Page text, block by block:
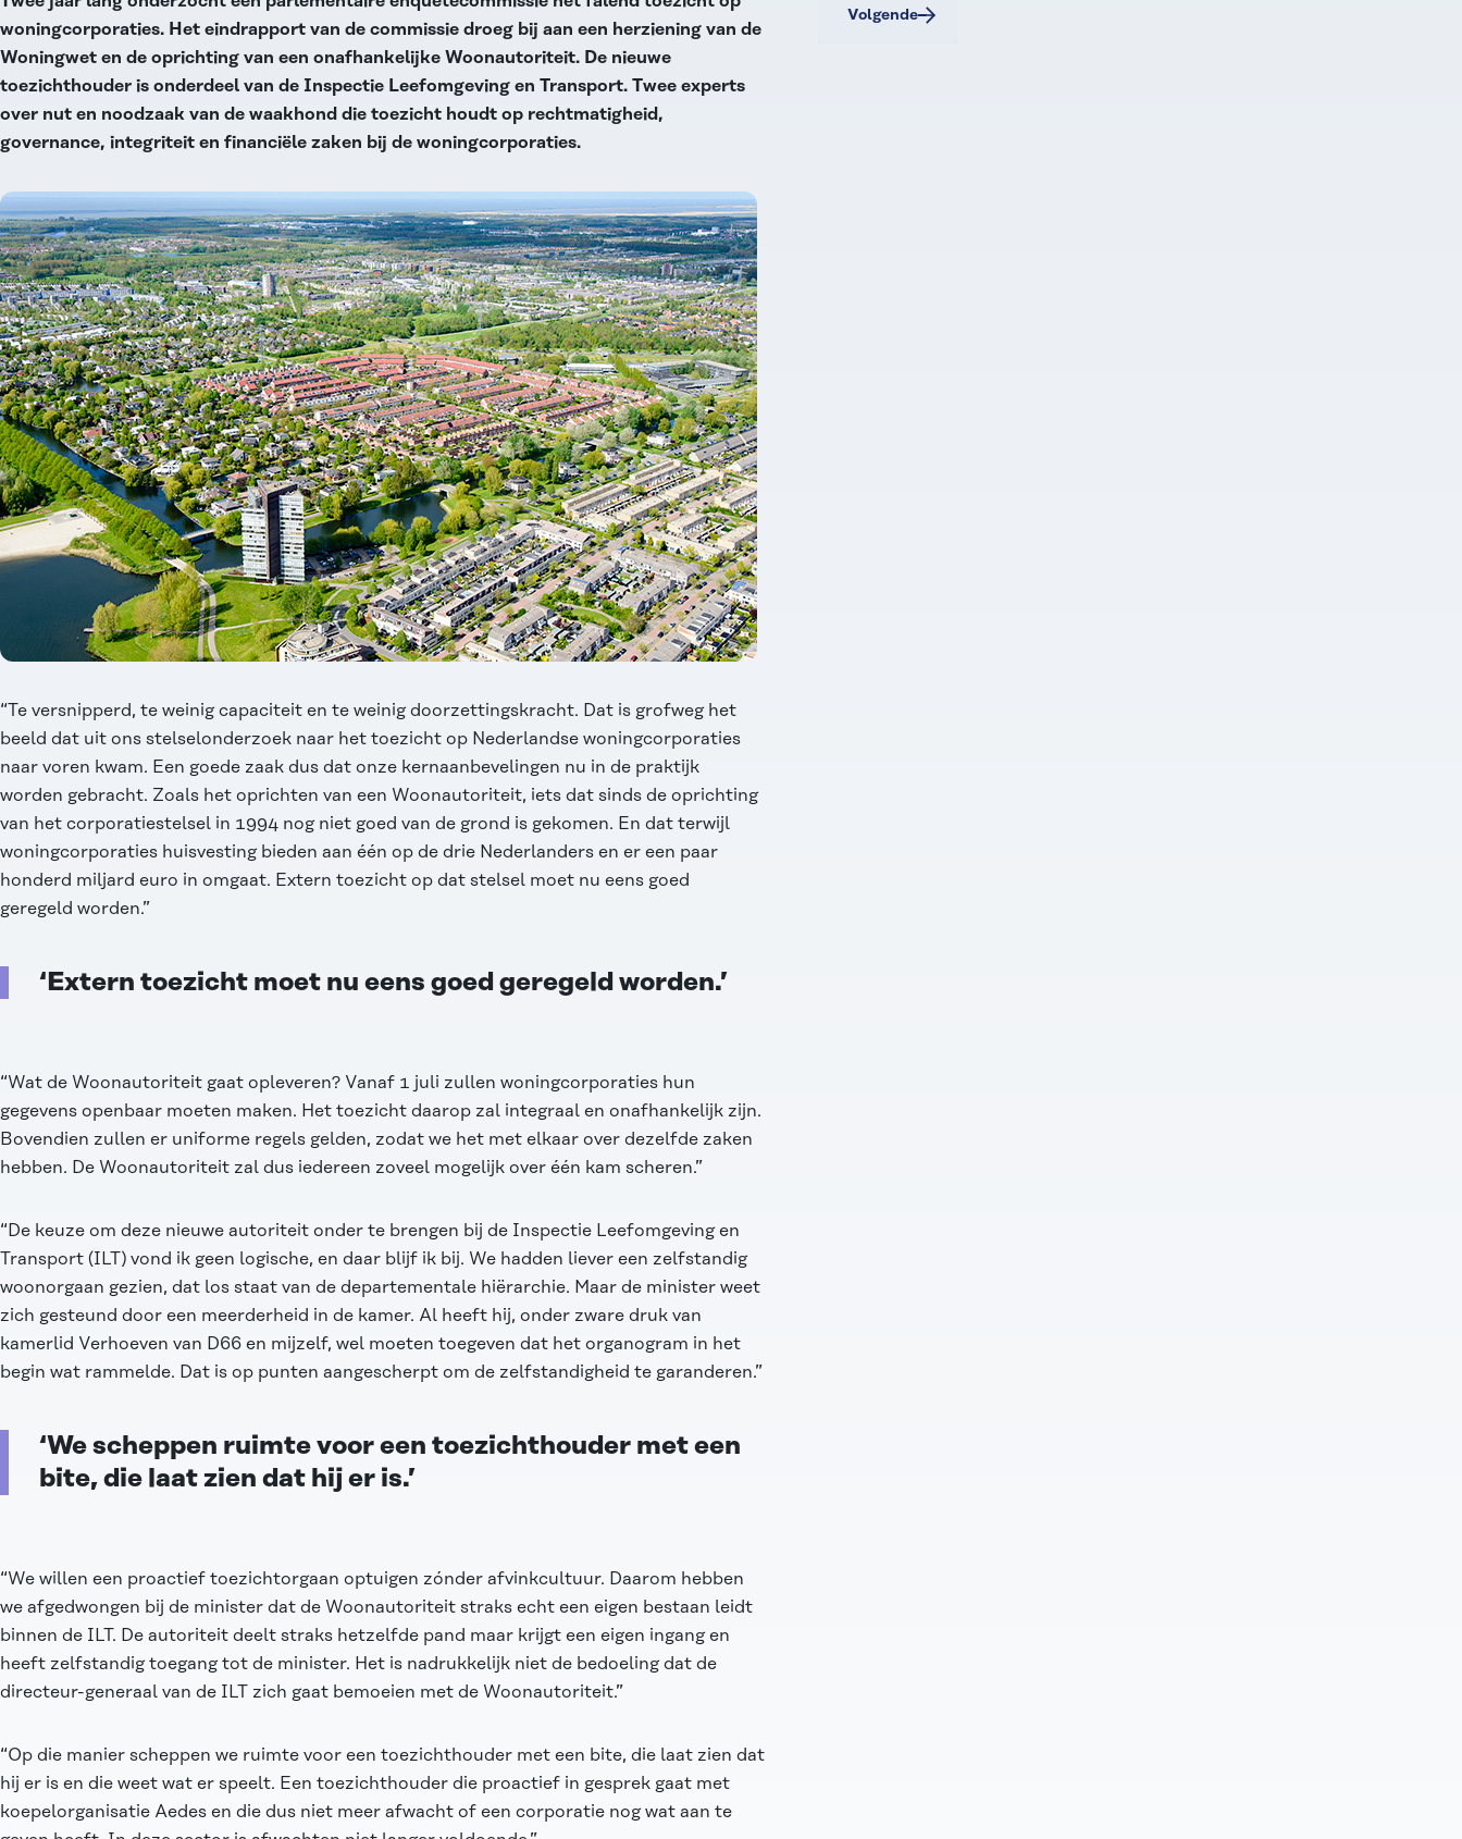
Volgende
woningcorporaties. Het eindrapport van de commissie droeg bij aan een herziening van de
Woningwet en de oprichting van een onafhankelijke Woonautoriteit. De nieuwe
toezichthouder is onderdeel van de Inspectie Leefomgeving en Transport. Twee experts
over nut en noodzaak van de waakhond die toezicht houdt op rechtmatigheid,
governance, integriteit en financiële zaken bij de woningcorporaties.
“Te versnipperd, te weinig capaciteit en te weinig doorzettingskracht. Dat is grofweg het
beeld dat uit ons stelselonderzoek naar het toezicht op Nederlandse woningcorporaties
naar voren kwam. Een goede zaak dus dat onze kernaanbevelingen nu in de praktijk
worden gebracht. Zoals het oprichten van een Woonautoriteit, iets dat sinds de oprichting
van het corporatiestelsel in 1994 nog niet goed van de grond is gekomen. En dat terwijl
woningcorporaties huisvesting bieden aan één op de drie Nederlanders en er een paar
honderd miljard euro in omgaat. Extern toezicht op dat stelsel moet nu eens goed
geregeld worden.”
‘Extern toezicht moet nu eens goed geregeld worden.’
“Wat de Woonautoriteit gaat opleveren? Vanaf 1 juli zullen woningcorporaties hun
gegevens openbaar moeten maken. Het toezicht daarop zal integraal en onafhankelijk zijn.
Bovendien zullen er uniforme regels gelden, zodat we het met elkaar over dezelfde zaken
hebben. De Woonautoriteit zal dus iedereen zoveel mogelijk over één kam scheren.”
“De keuze om deze nieuwe autoriteit onder te brengen bij de Inspectie Leefomgeving en
Transport (ILT) vond ik geen logische, en daar blijf ik bij. We hadden liever een zelfstandig
woonorgaan gezien, dat los staat van de departementale hiërarchie. Maar de minister weet
zich gesteund door een meerderheid in de kamer. Al heeft hij, onder zware druk van
kamerlid Verhoeven van D66 en mijzelf, wel moeten toegeven dat het organogram in het
begin wat rammelde. Dat is op punten aangescherpt om de zelfstandigheid te garanderen.”
‘We scheppen ruimte voor een toezichthouder met een
bite, die laat zien dat hij er is.’
“We willen een proactief toezichtorgaan optuigen zónder afvinkcultuur. Daarom hebben
we afgedwongen bij de minister dat de Woonautoriteit straks echt een eigen bestaan leidt
binnen de ILT. De autoriteit deelt straks hetzelfde pand maar krijgt een eigen ingang en
heeft zelfstandig toegang tot de minister. Het is nadrukkelijk niet de bedoeling dat de
directeur-generaal van de ILT zich gaat bemoeien met de Woonautoriteit.”
“Op die manier scheppen we ruimte voor een toezichthouder met een bite, die laat zien dat
hij er is en die weet wat er speelt. Een toezichthouder die proactief in gesprek gaat met
koepelorganisatie Aedes en die dus niet meer afwacht of een corporatie nog wat aan te